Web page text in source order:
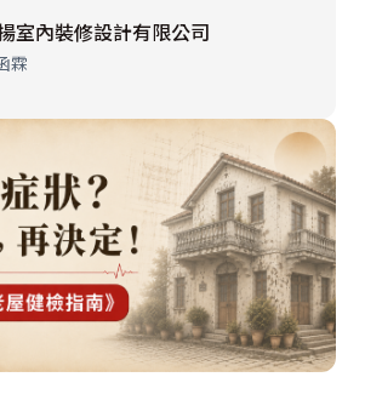
室內裝修設計有限公司
霖